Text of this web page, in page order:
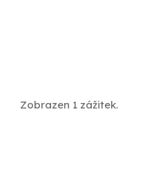
Zobrazen 1 zážitek.